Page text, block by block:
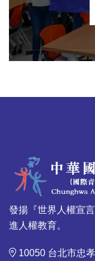
發揚『世界人權宣
進人權教育。
10050 台北市忠